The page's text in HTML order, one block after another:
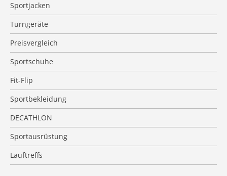
Sportjacken
Turngeräte
Preisvergleich
Sportschuhe
Fit-Flip
Sportbekleidung
DECATHLON
Sportausrüstung
Lauftreffs